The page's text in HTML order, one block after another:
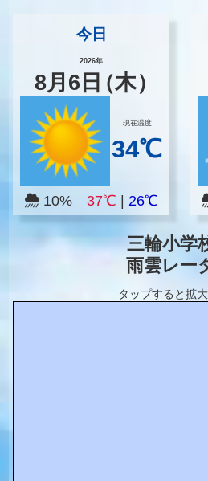
今日
2026年
8月 6 日（木）
現在温度
34℃
10% 37℃ 26℃
三輪小学
雨雲レー
タップすると拡